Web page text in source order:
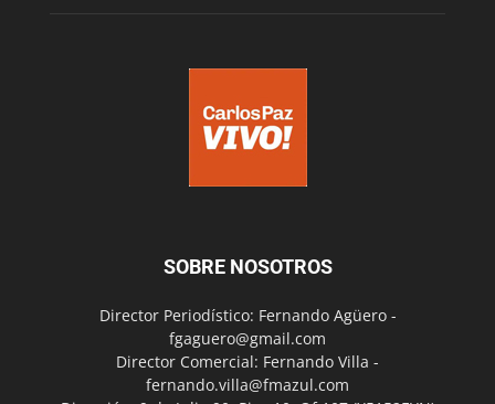
SOBRE NOSOTROS
Director Periodístico: Fernando Agüero -
fgaguero@gmail.com
Director Comercial: Fernando Villa -
fernando.villa@fmazul.com